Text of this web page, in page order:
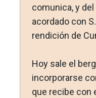
comunica, y del
acordado con
rendición de
Hoy sale el
incorporarse
que recibe con